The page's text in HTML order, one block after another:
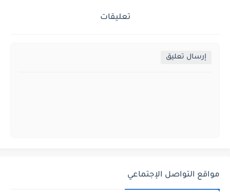
تعليقات
إرسال تعليق
مواقع التواصل الإجتماعي